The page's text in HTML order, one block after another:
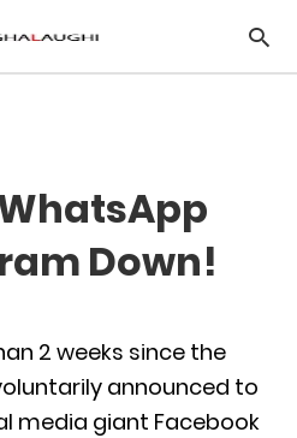
Down!
2 weeks since the
announced to
media giant Facebook